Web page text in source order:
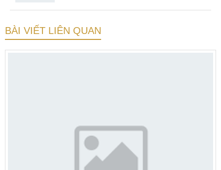
BÀI VIẾT LIÊN QUAN